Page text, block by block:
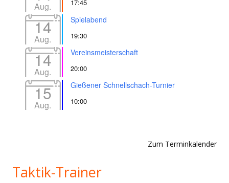
Aug. 17:45
14
Aug.
Spielabend
19:30
14
Aug.
Vereinsmeisterschaft
20:00
15
Aug.
Gießener Schnellschach-Turnier
10:00
Zum Terminkalender
Taktik-Trainer